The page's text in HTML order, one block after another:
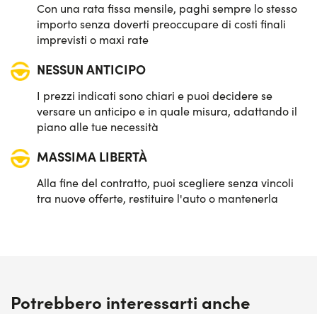
Con una rata fissa mensile, paghi sempre lo stesso
importo senza doverti preoccupare di costi finali
imprevisti o maxi rate
NESSUN ANTICIPO
I prezzi indicati sono chiari e puoi decidere se
versare un anticipo e in quale misura, adattando il
piano alle tue necessità
MASSIMA LIBERTÀ
Alla fine del contratto, puoi scegliere senza vincoli
tra nuove offerte, restituire l'auto o mantenerla
Potrebbero interessarti anche